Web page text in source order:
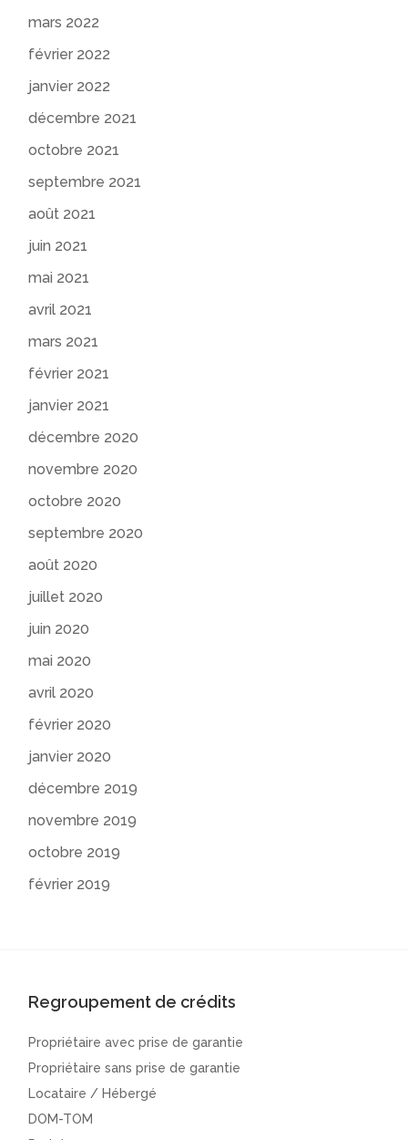
mars 2022
février 2022
janvier 2022
décembre 2021
octobre 2021
septembre 2021
août 2021
juin 2021
mai 2021
avril 2021
mars 2021
février 2021
janvier 2021
décembre 2020
novembre 2020
octobre 2020
septembre 2020
août 2020
juillet 2020
juin 2020
mai 2020
avril 2020
février 2020
janvier 2020
décembre 2019
novembre 2019
octobre 2019
février 2019
Regroupement de crédits
Propriétaire avec prise de garantie
Propriétaire sans prise de garantie
Locataire / Hébergé
DOM-TOM